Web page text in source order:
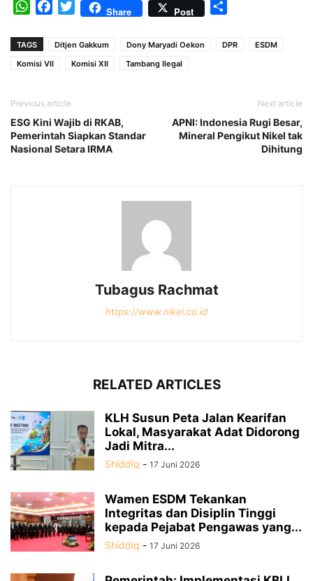
WhatsAppFacebook
TwitterShare Post
TAGS Ditjen Gakkum Dony Maryadi Oekon DPR
ESDM
Komisi VII
Komisi XII Tambang Ilegal
Previous article
ESG Kini Wajib di RKAB,
Pemerintah Siapkan Standar
Nasional Setara IRMA
Next article
APNI: Indonesia Rugi Besar,
Mineral Pengikut Nikel tak
Dihitung
Tubagus Rachmat
https://www.nikel.co.id
RELATED ARTICLES
KLH Susun Peta Jalan Kearifan
Lokal, Masyarakat Adat Didorong
Jadi Mitra...
Shiddiq - 17 Juni 2026
Wamen ESDM Tekankan
Integritas dan Disiplin Tinggi
kepada Pejabat Pengawas yang...
Shiddiq - 17 Juni 2026